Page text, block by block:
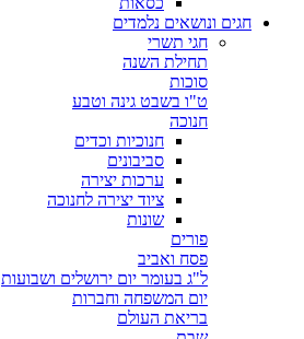
חגים ונושאים נלמדים
חגי תשרי
תחילת השנה
סוכות
ט"ו בשבט גינה וטבע
חנוכה
חנוכיות וכדים
סביבונים
ערכות יצירה
ציוד יצירה לחנוכה
שונות
פורים
פסח ואביב
ל"ג בעומר יום ירושלים ושבועות
יום המשפחה וחברות
בריאת העולם